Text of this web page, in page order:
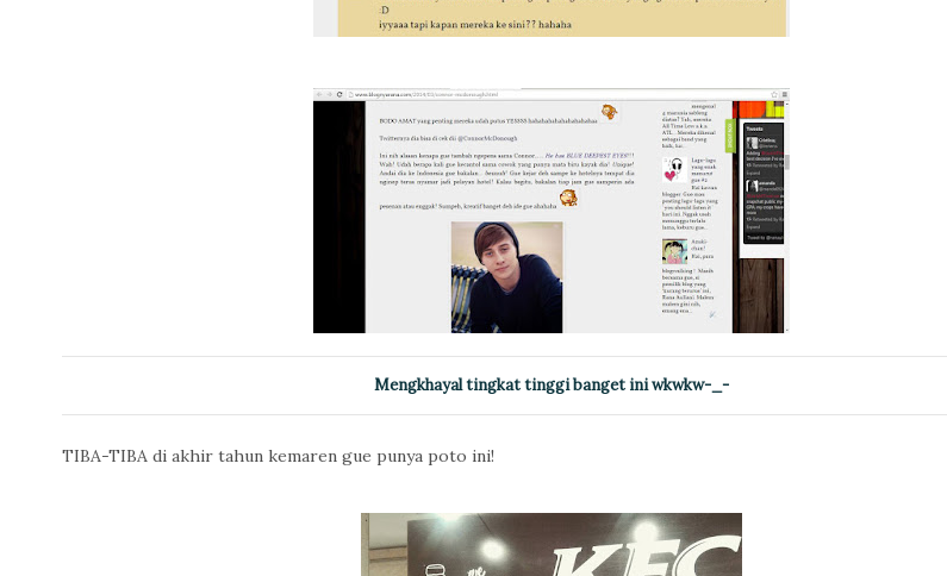
Mengkhayal tingkat tinggi banget ini wkwkw-_-
TIBA-TIBA di akhir tahun kemaren gue punya poto ini!